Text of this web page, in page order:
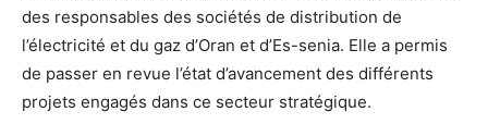
des responsables des sociétés de distribution de
l’électricité et du gaz d’Oran et d’Es-senia. Elle a permis
de passer en revue l’état d’avancement des différents
projets engagés dans ce secteur stratégique.